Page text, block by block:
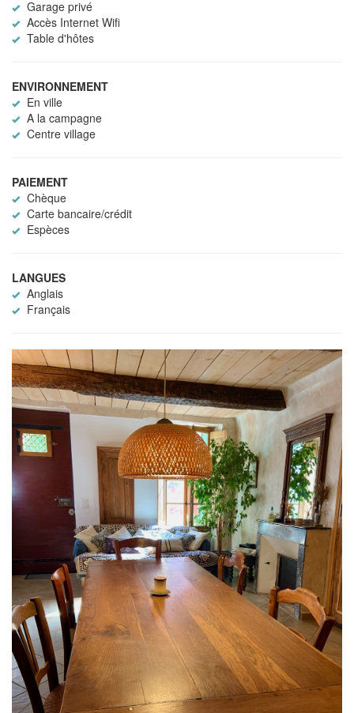
Garage privé
Accès Internet Wifi
Table d'hôtes
ENVIRONNEMENT
En ville
A la campagne
Centre village
PAIEMENT
Chèque
Carte bancaire/crédit
Espèces
LANGUES
Anglais
Français